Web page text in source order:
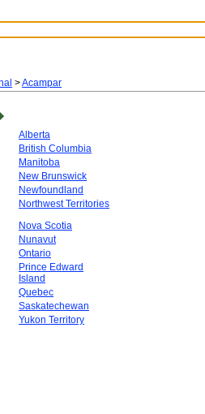
>Acampar
Alberta
British Columbia
Manitoba
New Brunswick
Newfoundland
Northwest Territories
Nova Scotia
Nunavut
Ontario
Prince Edward
Island
Quebec
Saskatechewan
Yukon Territory